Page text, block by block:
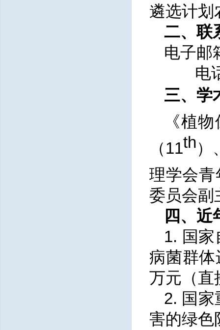
遴选计划
二、联
电子邮
电
三、学
《植
（11th）
理学会
委员会副
四、近
1. 国
病菌群体
万元（直
2. 国家
害的绿色